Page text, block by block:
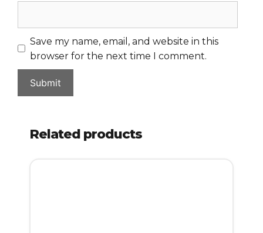
Save my name, email, and website in this
browser for the next time I comment.
Related products